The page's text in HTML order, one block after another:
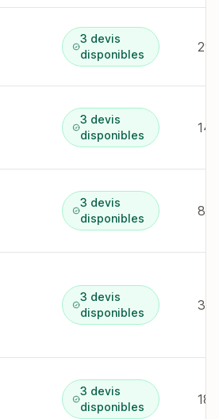
3 devis
disponibles
29
3 devis
disponibles
14
3 devis
disponibles
8 r
3 devis
disponibles
3 r
3 devis
disponibles
18